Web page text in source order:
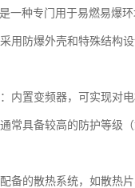
一种专门用于易燃易爆
用防爆外壳和特殊结构
内置变频器，可实现对
常具备较高的防护等级
备的散热系统，如散热